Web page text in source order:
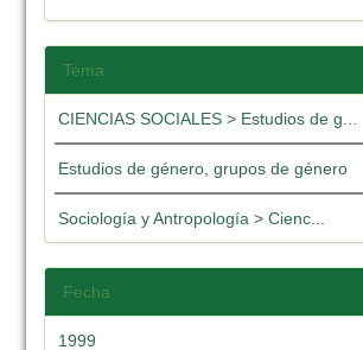
Tema
CIENCIAS SOCIALES > Estudios de g...
Estudios de género, grupos de género
Sociología y Antropología > Cienc...
Fecha
1999